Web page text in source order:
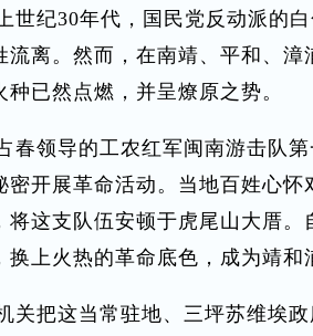
纪30年代，国民党反动派的白
流离。然而，在南靖、平和、漳
已然点燃，并呈燎原之势。
领导的工农红军闽南游击队第
密开展革命活动。当地百姓心怀
将这支队伍安顿于虎尾山大厝。
换上火热的革命底色，成为靖和
把这当常驻地、三坪苏维埃政